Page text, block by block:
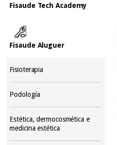
Fisaude Tech Academy
Fisaude Aluguer
Fisioterapia
Podología
Estética, dermocosmética e
medicina estética